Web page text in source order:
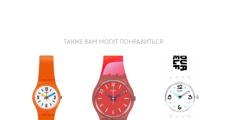
ТАКЖЕ ВАМ МОГУТ ПОНРАВИТЬСЯ: